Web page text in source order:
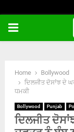
PRIMARY
Home
Bollywood
ਦਿਲਜੀਤ ਦੋਸਾਂਝ ਦੇ
ਧਮਕੀ
Bollywood Punjab
ਦਿਲਜੀਤ